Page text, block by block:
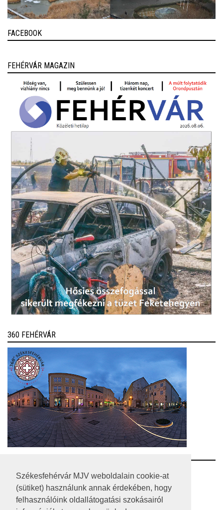
Székesfehérvár MJV weboldalain cookie-at
(sütiket) használunk annak érdekében, hogy
felhasználóink oldallátogatási szokásairól
FACEBOOK
FEHÉRVÁR MAGAZIN
360 FEHÉRVÁR
RSS
A HONLAP 2017.03.31-I ÁLLAPOTA